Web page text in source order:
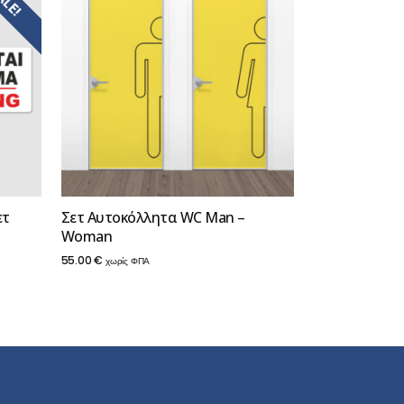
Σετ Αυτοκόλλητα WC Man –
Woman
55.00€ χωρίς ΦΠΑ